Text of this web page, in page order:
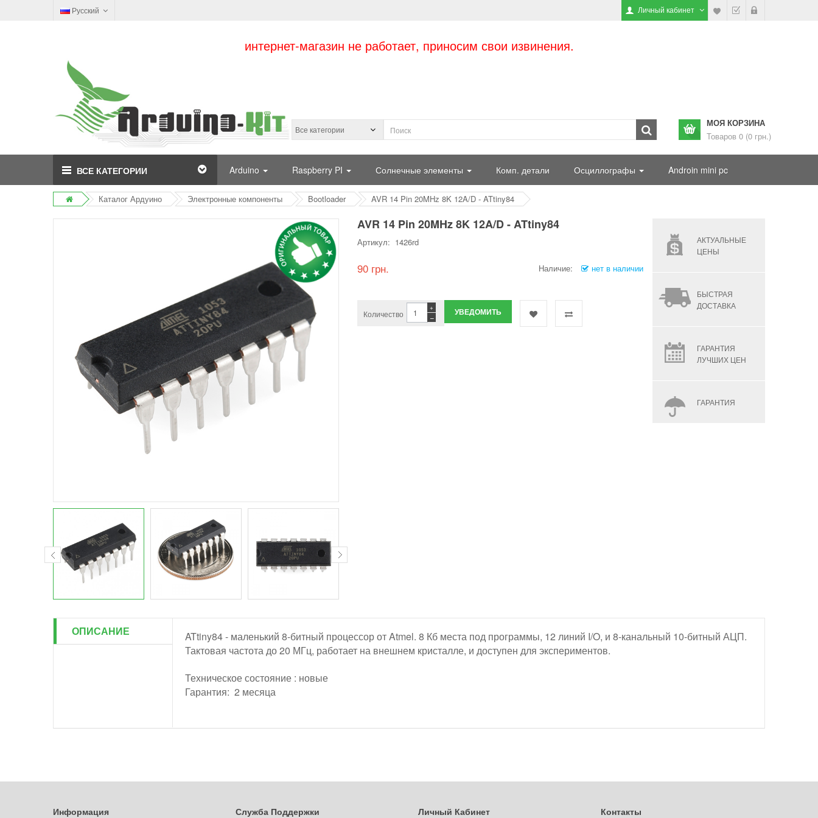
Русский Личный кабинет
интернет-магазин не работает, приносим свои извинения.
МОЯ КОРЗИНА
Товаров 0 (0 грн.)
ВСЕ КАТЕГОРИИ Arduino Raspberry PI Солнечные элементы Комп. детали Осциллографы Androin mini pc
Каталог Ардуино Электронные компоненты Bootloader AVR 14 Pin 20MHz 8K 12A/D - ATtiny84
AVR 14 Pin 20MHz 8K 12A/D - ATtiny84
Артикул: 1426rd
90 грн. Наличие: нет в наличии
Количество −
+ УВЕДОМИТЬ
АКТУАЛЬНЫЕ
ЦЕНЫ
БЫСТРАЯ
ДОСТАВКА
ГАРАНТИЯ
ЛУЧШИХ ЦЕН
ГАРАНТИЯ
ОПИСАНИЕ
ATtiny84 - маленький 8-битный процессор от Atmel. 8 Кб места под программы, 12 линий I/O, и 8-канальный 10-битный АЦП.
Тактовая частота до 20 МГц, работает на внешнем кристалле, и доступен для экспериментов.
Техническое состояние : новые
Гарантия: 2 месяца
Информация Служба Поддержки Личный Кабинет Контакты